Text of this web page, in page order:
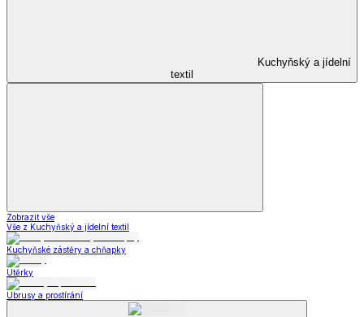
Kuchyňský a jídelní
textil
Zobrazit vše
Vše z Kuchyňský a jídelní textil
Kuchyňské zástěry a chňapky
Utěrky
Ubrusy a prostírání